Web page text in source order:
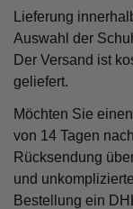
Lieferung
Auswahl der
Der Versand ist
geliefert.
Möchten Sie
von 14 Tagen
Rücksendung
und
Bestellung ein